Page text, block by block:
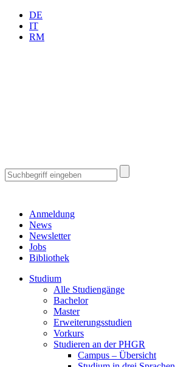
DE
IT
RM
Anmeldung
News
Newsletter
Jobs
Bibliothek
Studium
Alle Studiengänge
Bachelor
Master
Erweiterungsstudien
Vorkurs
Studieren an der PHGR
Campus – Übersicht